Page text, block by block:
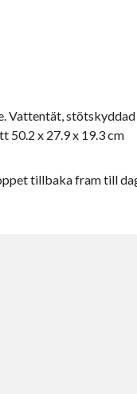
Vattentät,
50.2 x 27.9 x 19.3 cm
tillbaka fram till